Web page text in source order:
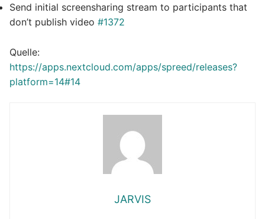
Send initial screensharing stream to participants that
don’t publish video #1372
Quelle:
https://apps.nextcloud.com/apps/spreed/releases?
platform=14#14
JARVIS